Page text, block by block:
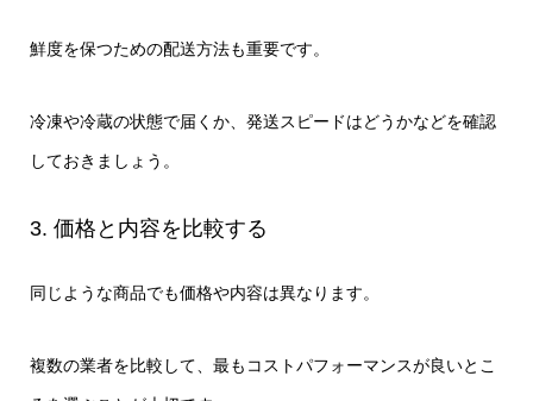
鮮度を保つための配送方法も重要です。
冷凍や冷蔵の状態で届くか、発送スピードはどうかなどを確認
しておきましょう。
3. 価格と内容を比較する
同じような商品でも価格や内容は異なります。
複数の業者を比較して、最もコストパフォーマンスが良いとこ